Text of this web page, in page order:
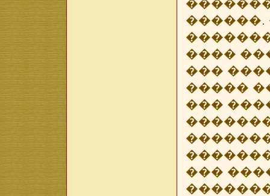
������.
����
���
�����
���
���